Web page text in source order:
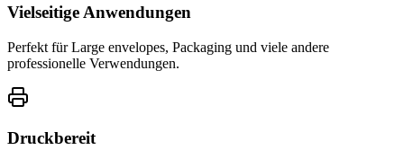
Vielseitige Anwendungen
Perfekt für Large envelopes, Packaging und viele andere
professionelle Verwendungen.
Druckbereit